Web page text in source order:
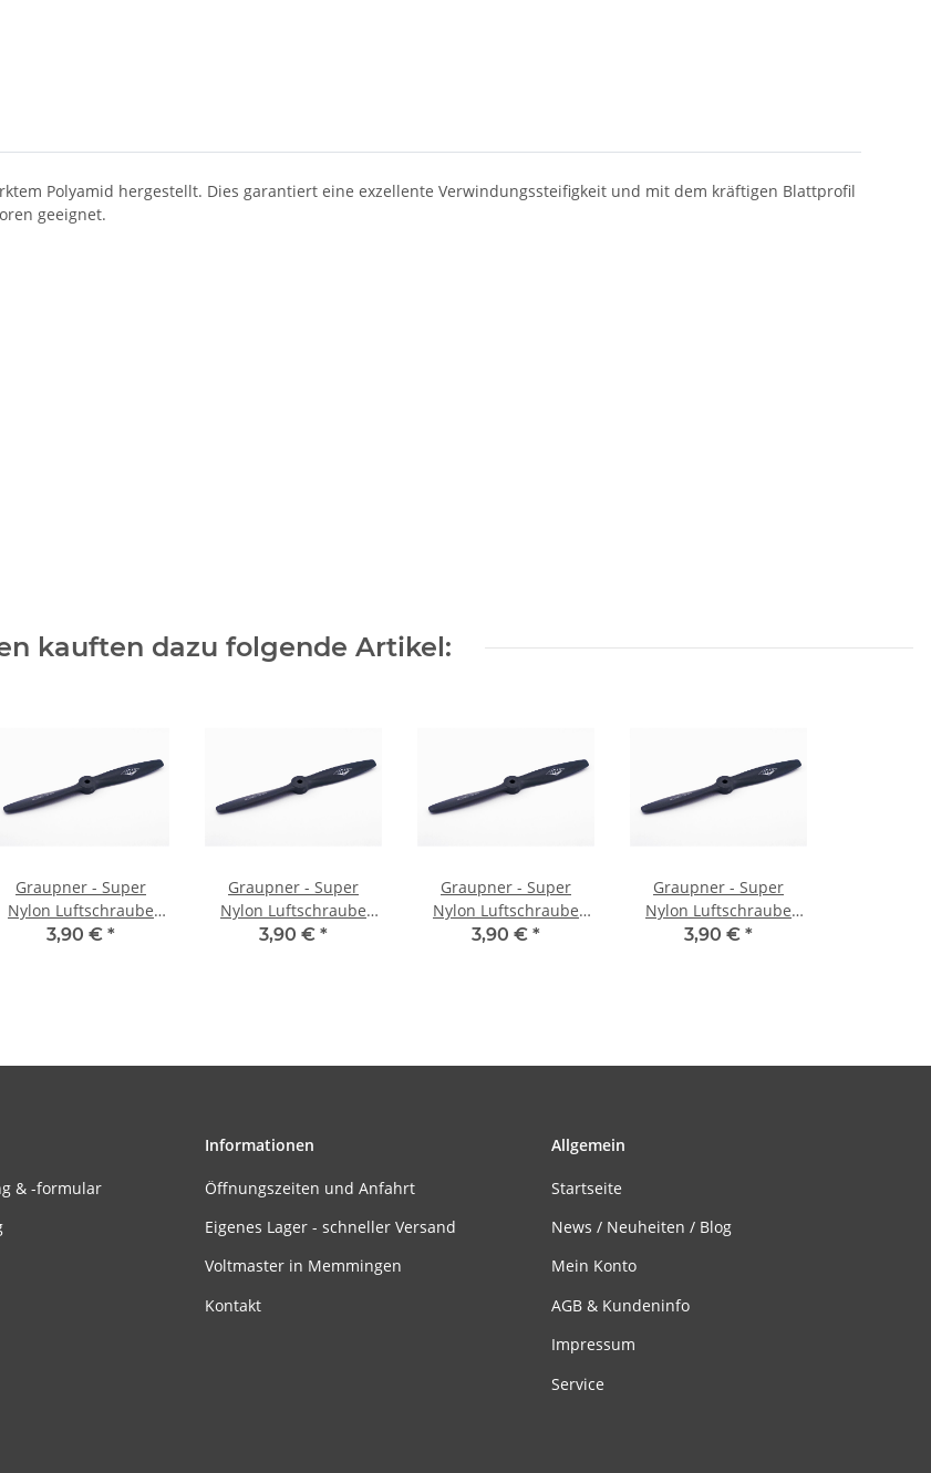
Polyamid hergestellt. Dies garantiert eine exzellente Verwindungssteifigkeit und mit dem kräftigen Blattprofil
geeignet.
kauften dazu folgende Artikel:
Graupner - Super
Nylon Luftschraube
linksdrehend - 8x6
3,90 € *
Graupner - Super
Nylon Luftschraube
rechtsdrehend - 6x4
3,90 € *
Graupner - Super
Nylon Luftschraube
rechtsdrehend - 6x5
3,90 € *
Graupner - Super
Nylon Luftschraube
rechtsdrehend - 6x6
3,90 € *
& -formular
Informationen
Öffnungszeiten und Anfahrt
Eigenes Lager - schneller Versand
Voltmaster in Memmingen
Kontakt
Allgemein
Startseite
News / Neuheiten / Blog
Mein Konto
AGB & Kundeninfo
Impressum
Service